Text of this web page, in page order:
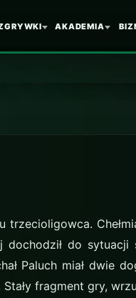
AKADEMIA
dochodził do
Paluch miał dwie
Stały fragment gry,